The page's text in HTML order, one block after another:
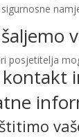
posjetitelja
kontakt